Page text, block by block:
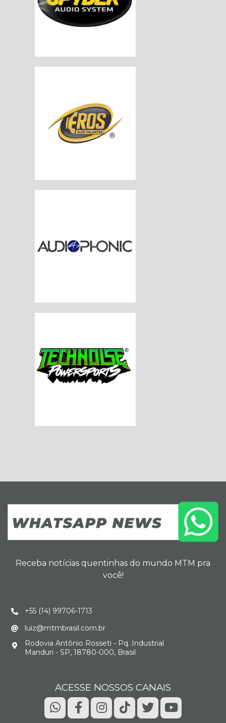
Receba notícias quentinhas do mundo MTM pra
você!
+55 (14) 99706-1713
luiz@mtmbrasil.com.br
Rodovia Antônio Rosseti - Pq. Industrial
Manduri - SP, 18780-000, Brasil
ACESSE NOSSOS CANAIS